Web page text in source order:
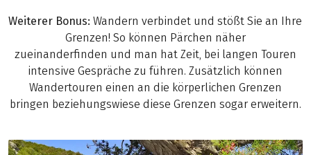
Weiterer Bonus: Wandern verbindet und stößt Sie an Ihre
Grenzen! So können Pärchen näher
zueinanderfinden und man hat Zeit, bei langen Touren
intensive Gespräche zu führen. Zusätzlich können
Wandertouren einen an die körperlichen Grenzen
bringen beziehungswiese diese Grenzen sogar erweitern.